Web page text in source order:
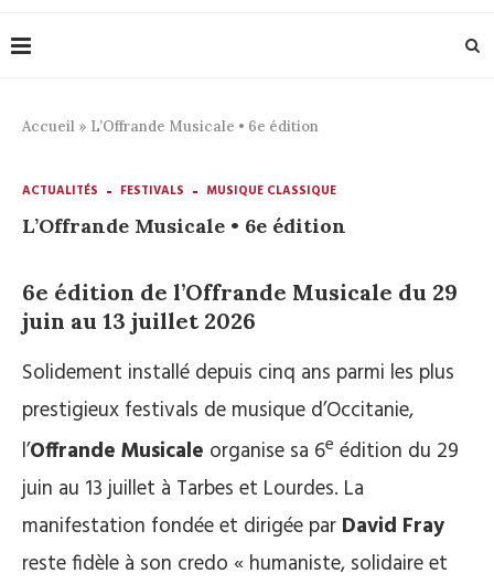
Accueil » L’Offrande Musicale • 6e édition
ACTUALITÉS FESTIVALS MUSIQUE CLASSIQUE
L’Offrande Musicale • 6e édition
6e édition de l’Offrande Musicale du 29
juin au 13 juillet2026
Solidement installé depuis cinq ans parmi les plus
prestigieux festivals de musique d’Occitanie,
l’Offrande Musicale organise sa 6e édition du 29
juin au 13 juillet à Tarbes et Lourdes. La
manifestation fondée et dirigée par David Fray
reste fidèle à son credo « humaniste, solidaire et